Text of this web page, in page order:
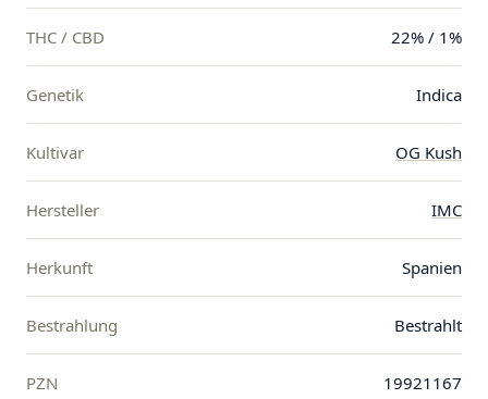
THC / CBD 22% / 1%
Genetik Indica
Kultivar OG Kush
Hersteller IMC
Herkunft Spanien
Bestrahlung Bestrahlt
PZN 19921167